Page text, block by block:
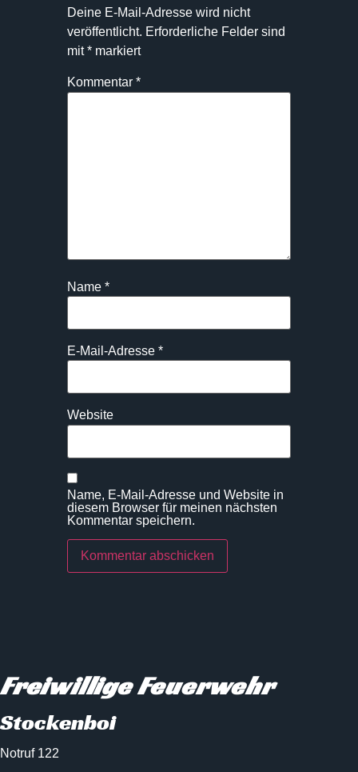
Deine E-Mail-Adresse wird nicht
veröffentlicht. Erforderliche Felder sind
mit* markiert
Kommentar *
Name *
E-Mail-Adresse *
Website
Name, E-Mail-Adresse und Website in
diesem Browser für meinen nächsten
Kommentar speichern.
Freiwillige Feuerwehr
Stockenboi
Notruf 122